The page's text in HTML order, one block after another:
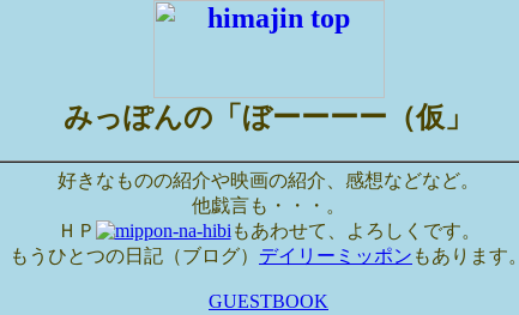
みっぽんの「ぼーーーー（仮」
好きなものの紹介や映画の紹介、感想などなど。
他戯言も・・・。
ＨＰ
もあわせて、よろしくです。
もうひとつの日記（ブログ） デイリーミッポン もあります。
GUESTBOOK